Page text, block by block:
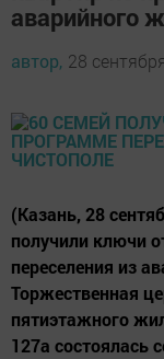
аварийного
автор, 28
(Казань, 28
получили ключи
переселения из
Торжественная
пятиэтажного
127а состоялась